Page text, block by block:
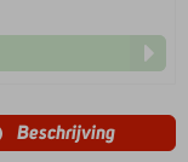
Beschrijving